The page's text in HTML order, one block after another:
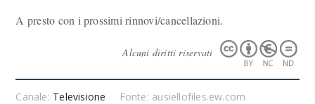
A presto con i prossimi rinnovi/cancellazioni.
Alcuni diritti riservati
Canale: Televisione
Fonte: ausiellofiles.ew.com